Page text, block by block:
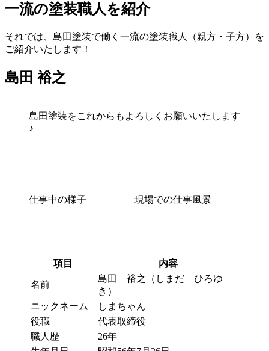
一流の塗装職人を紹介
それでは、島田塗装で働く一流の塗装職人（親方・子方）を
ご紹介いたします！
島田 裕之
島田塗装をこれからもよろしくお願いいたします
♪
仕事中の様子 現場での仕事風景
項目 内容
名前
島田 裕之（しまだ ひろゆ
き）
ニックネーム
しまちゃん
役職
代表取締役
職人歴
26年